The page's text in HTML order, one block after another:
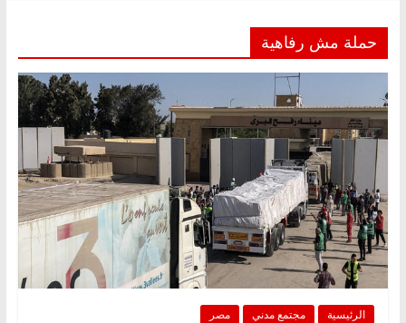
حملة مش رفاهية
الرئيسية مجتمع مدني مصر